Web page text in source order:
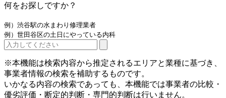
何をお探しですか？
例）渋谷駅の水まわり修理業者
例）世田谷区の土日にやっている内科
※本機能は検索内容から推定されるエリアと業種に基づき、
事業者情報の検索を補助するものです。
いかなる内容の検索であっても、本機能では事業者の比較・
優劣評価・断定的判断・専門的判断は行いません。